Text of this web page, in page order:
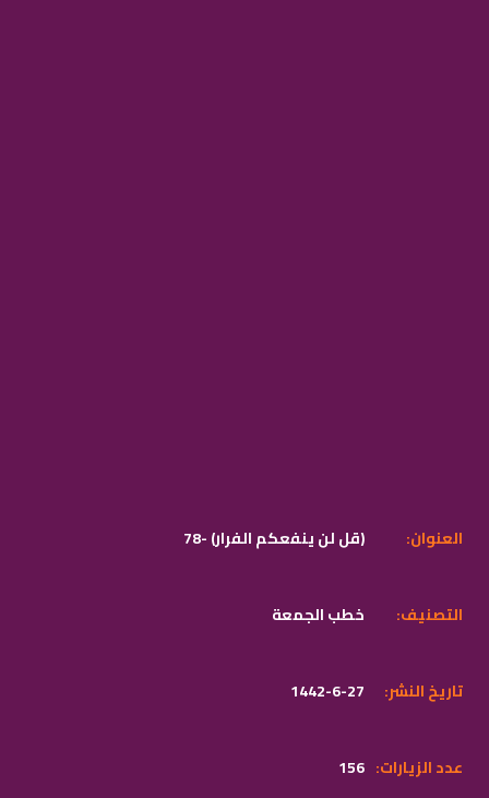
78- (قل لن ينفعكم الفرار) :العنوان
خطب الجمعة :التصنيف
1442-6-27 :تاريخ النشر
156 :عدد الزيارات